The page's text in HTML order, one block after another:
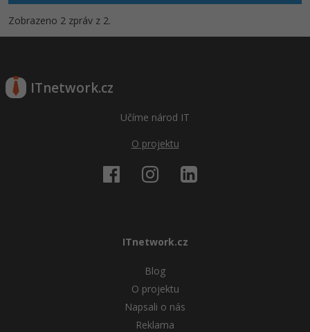
Zobrazeno 2 zpráv z 2.
ITnetwork.cz
Učíme národ IT
O projektu
ITnetwork.cz
Blog
O projektu
Napsali o nás
Reklama